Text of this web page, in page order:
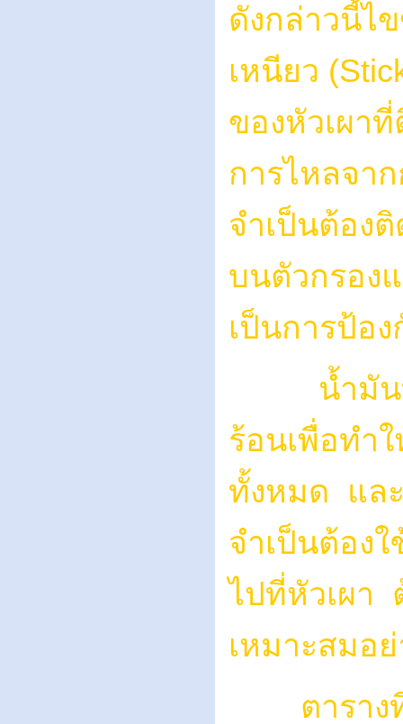
ดังกล่าวนี้ไ
เหนียว
ของหัวเผา
การไหลจา
จำเป็นต้อง
บนตัวกรอง
เป็นการป้อ
น้ำมันที่มี
ร้อนเพื่อทำ
ทั้งหมด แล
จำเป็นต้อง
ไปที่หัวเผา
เหมาะสมอ
ตารางที่